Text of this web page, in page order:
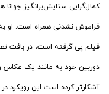
کمال‌گرایی ستایش‌برانگیز
فراموش نشدنی همراه است. او
فیلم پی گرفته است، در بافت
دوربین خود به مانند یک عکاس
آشکارتر کرده است این